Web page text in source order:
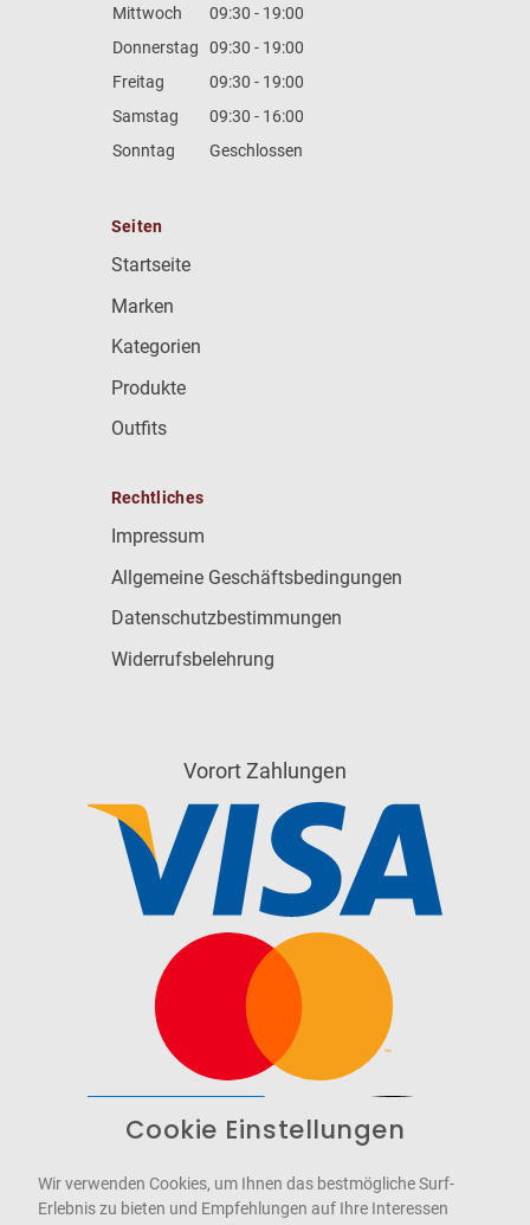
Mittwoch
09:30 - 19:00
Donnerstag
09:30 - 19:00
Freitag
09:30 - 19:00
Samstag
09:30 - 16:00
Sonntag
Geschlossen
Seiten
Startseite
Marken
Kategorien
Produkte
Outfits
Rechtliches
Impressum
Allgemeine Geschäftsbedingungen
Datenschutzbestimmungen
Widerrufsbelehrung
Vorort Zahlungen
WCAG-2.1-AA
Cookie Einstellungen
Wir verwenden Cookies, um Ihnen das bestmögliche Surf-
Erlebnis zu bieten und Empfehlungen auf Ihre Interessen